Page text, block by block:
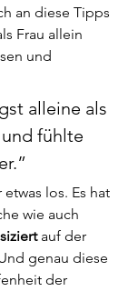
an diese Tipps
Frau allein
und
alleine als
fühlte
los. Es hat
wie auch
auf der
genau diese
der